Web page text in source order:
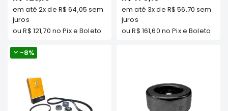
Suspensão
Acessórios
em até 2xde R$ 64,05 sem
juros
ouR$ 121,70 no Pix e Boleto
em até 3xde R$ 56,70 sem
juros
ouR$ 161,60 no Pix e Boleto
-8%